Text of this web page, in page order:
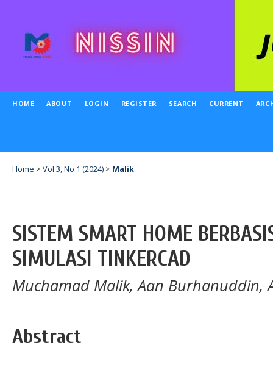
HOME ABOUT LOGIN REGISTER SEARCH CURRENT
Home > Vol 3, No 1 (2024) > Malik
SISTEM SMART HOME
SIMULASI TINKERCAD
Muchamad Malik, Aan Burhanuddin,
Abstract